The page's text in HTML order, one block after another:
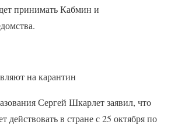
принимать Кабмин и
на карантин
Сергей Шкарлет заявил, что
действовать в стране с 25 октября по